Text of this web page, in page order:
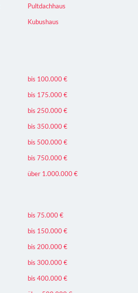
Pultdachhaus
Kubushaus
bis 100.000 €
bis 175.000 €
bis 250.000 €
bis 350.000 €
bis 500.000 €
bis 750.000 €
über 1.000.000 €
bis 75.000 €
bis 150.000 €
bis 200.000 €
bis 300.000 €
bis 400.000 €